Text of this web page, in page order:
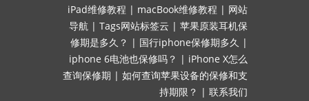
iPad维修教程 | macBook维修教程 | 网站
导航 | Tags网站标签云 | 苹果原装耳机保
修期是多久？ | 国行iphone保修期多久 |
iphone 6电池也保修吗？ | iPhone X怎么
查询保修期 | 如何查询苹果设备的保修和支
持期限？ | 联系我们